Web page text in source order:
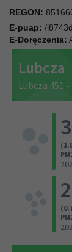
REGON:
E-puap: /
E-Doręczenia: